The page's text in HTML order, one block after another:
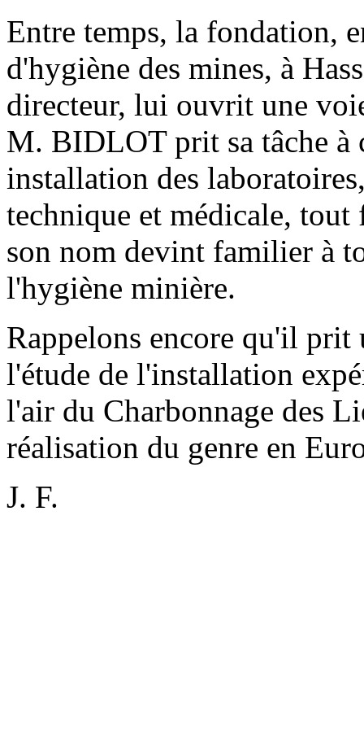
Entre temps, la fondation,
d'hygiène des mines, à
directeur, lui ouvrit une
M. BIDLOT prit sa tâche à
installation des
technique et médicale,
son nom devint familier à
l'hygiène minière.
Rappelons encore qu'il prit
l'étude de l'installation
l'air du Charbonnage des
réalisation du genre en
J. F.